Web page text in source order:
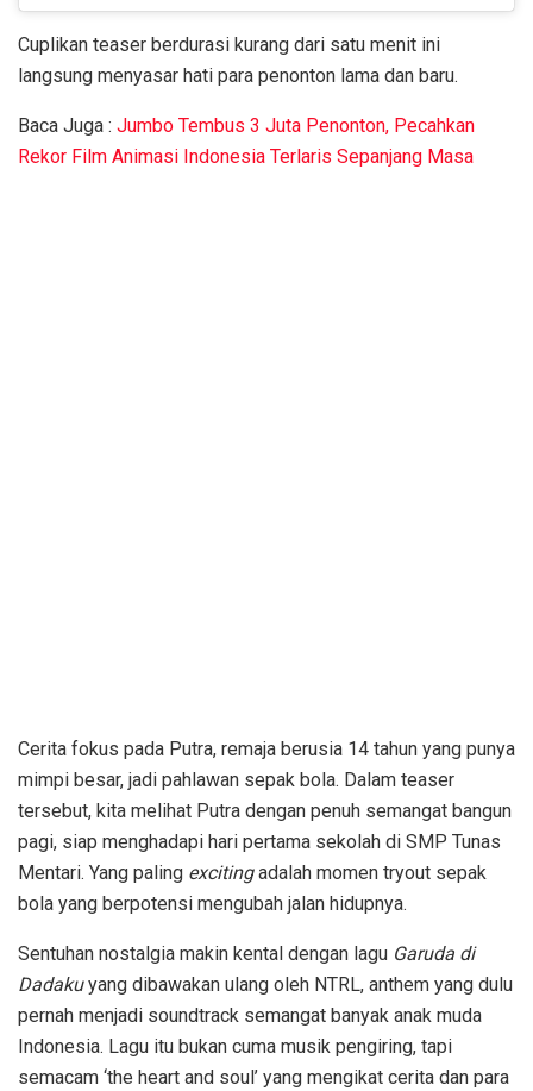
Cuplikan teaser berdurasi kurang dari satu menit ini
langsung menyasar hati para penonton lama dan baru.
Baca Juga : Jumbo Tembus 3 Juta Penonton, Pecahkan
Rekor Film Animasi Indonesia Terlaris Sepanjang Masa
Cerita fokus pada Putra, remaja berusia 14 tahun yang punya
mimpi besar, jadi pahlawan sepak bola. Dalam teaser
tersebut, kita melihat Putra dengan penuh semangat bangun
pagi, siap menghadapi hari pertama sekolah di SMP Tunas
Mentari. Yang paling excitingadalah momen tryout sepak
bola yang berpotensi mengubah jalan hidupnya.
Sentuhan nostalgia makin kental dengan lagu Garuda di
Dadakuyang dibawakan ulang oleh NTRL, anthem yang dulu
pernah menjadi soundtrack semangat banyak anak muda
Indonesia. Lagu itu bukan cuma musik pengiring, tapi
semacam ‘the heart and soul’ yang mengikat cerita dan para